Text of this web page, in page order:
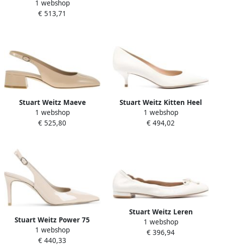
Sandal 75
1 webshop
€ 513,71
Stuart Weitz Maeve
Slingback Pump met
Blokhak
1 webshop
€ 525,80
Stuart Weitz Kitten Heel
Pointed Toe Pumps
1 webshop
€ 494,02
Stuart Weitz Power 75
Slingback Pumps
1 webshop
€ 440,33
Stuart Weitz Leren
Ballerina's
1 webshop
€ 396,94